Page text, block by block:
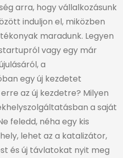
arra, hogy vállalkozásunk
induljon el, miközben
maradunk. Legyen
vagy egy már
a
egy új kezdetet
az új kezdetre? Milyen
a saját
feledd, néha egy kis
lehet az a katalizátor,
és új távlatokat nyit meg